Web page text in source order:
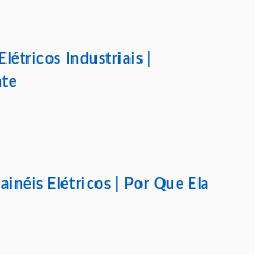
Industriais |
Elétricos | Por Que Ela